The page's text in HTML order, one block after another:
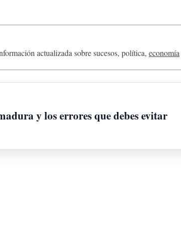
actualizada sobre sucesos, política, economía
y los errores que debes evitar